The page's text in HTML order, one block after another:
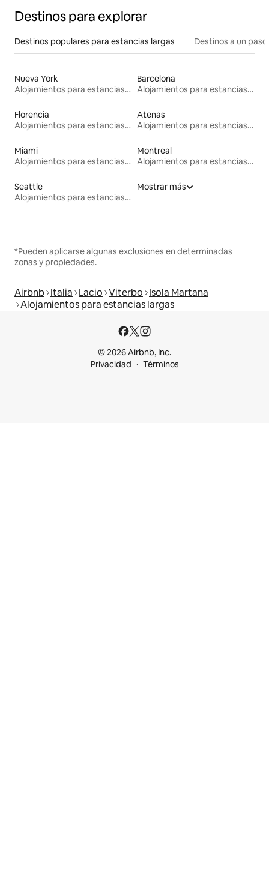
Destinos para explorar
Destinos populares para estancias largas Destinos a un
Nueva York
Alojamientos para estancias largas
Barcelona
Alojamientos para estancias largas
Florencia
Alojamientos para estancias largas
Atenas
Alojamientos para estancias largas
Miami
Alojamientos para estancias largas
Montreal
Alojamientos para estancias largas
Seattle
Alojamientos para estancias largas
Mostrar más
*Pueden aplicarse algunas exclusiones en determinadas
zonas y propiedades.
Airbnb Italia Lacio Viterbo Isola Martana
Alojamientos para estancias largas
© 2026 Airbnb, Inc.
Privacidad
Términos